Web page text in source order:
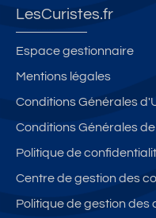
LesCuristes.fr
Espace gestionnaire
Mentions légales
Conditions Générales
Conditions Générales
Politique de
Centre de gestion des
Politique de gestion des